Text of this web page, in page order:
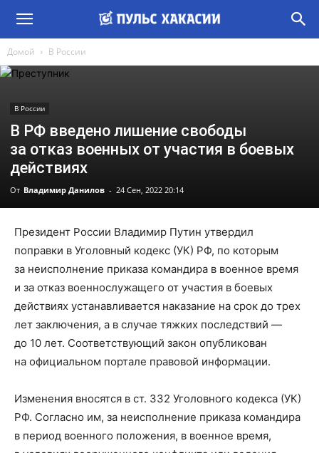
Домой В России
В России
В РФ введено лишение свободы
за отказ военных от участия в боевых
действиях
От Владимир Данилов - 24 Сен, 2022 20:14
Президент России Владимир Путин утвердил
поправки в Уголовный кодекс (УК) РФ, по которым
за неисполнение приказа командира в военное время
и за отказ военнослужащего от участия в боевых
действиях устанавливается наказание на срок до трех
лет заключения, а в случае тяжких последствий —
до 10 лет. Соответствующий закон опубликован
на официальном портале правовой информации.
Изменения вносятся в ст. 332 Уголовного кодекса (УК)
РФ. Согласно им, за неисполнение приказа командира
в период военного положения, в военное время,